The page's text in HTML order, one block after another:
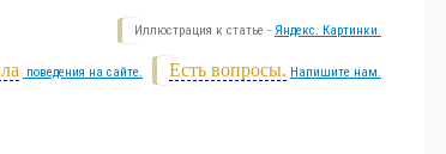
Иллюстрация к статье - Яндекс. Картинки.
Есть вопросы. Напишите нам.
поведения на сайте.